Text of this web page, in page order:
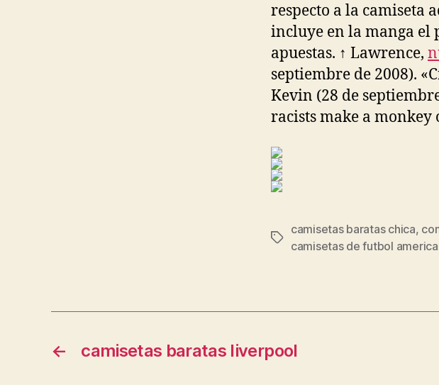
respecto a la camiseta
incluye en la manga el
apuestas. ↑ Lawrence,
septiembre de 2008).
Kevin (28 de
racists make a monkey
Etiquetas
camisetas baratas chica,
camisetas de futbol
← camisetas baratas liverpool